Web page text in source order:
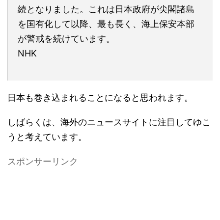
続となりました。これは日本政府が尖閣諸島
を国有化して以降、最も長く、海上保安本部
が警戒を続けています。
NHK
日本も巻き込まれることになると思われます。
しばらくは、海外のニュースサイトに注目してゆこ
うと考えています。
スポンサーリンク